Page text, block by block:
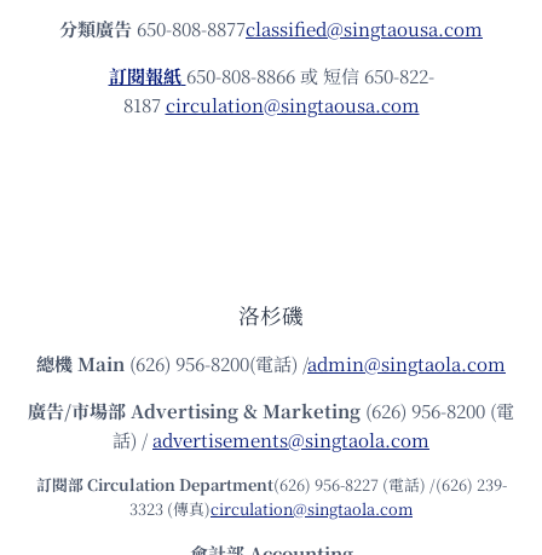
分類廣告 650-808-8877classified@singtaousa.com
訂閱報紙 650-808-8866 或 短信 650-822-
8187circulation@singtaousa.com
洛杉磯
總機Main (626) 956-8200(電話) /admin@singtaola.com
廣告/市場部Advertising & Marketing (626) 956-8200 (電
話) /advertisements@singtaola.com
訂閱部 Circulation Department(626) 956-8227 (電話) /(626) 239-
3323 (傳真)circulation@singtaola.com